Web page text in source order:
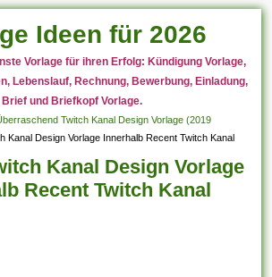
Ideen für 2026
Vorlage für ihren Erfolg: Kündigung Vorlage,
Lebenslauf, Rechnung, Bewerbung, Einladung,
Brief und Briefkopf Vorlage.
Twitch Kanal Design Vorlage (2019
Kanal Design Vorlage Innerhalb Recent Twitch Kanal
Kanal Design Vorlage
Recent Twitch Kanal